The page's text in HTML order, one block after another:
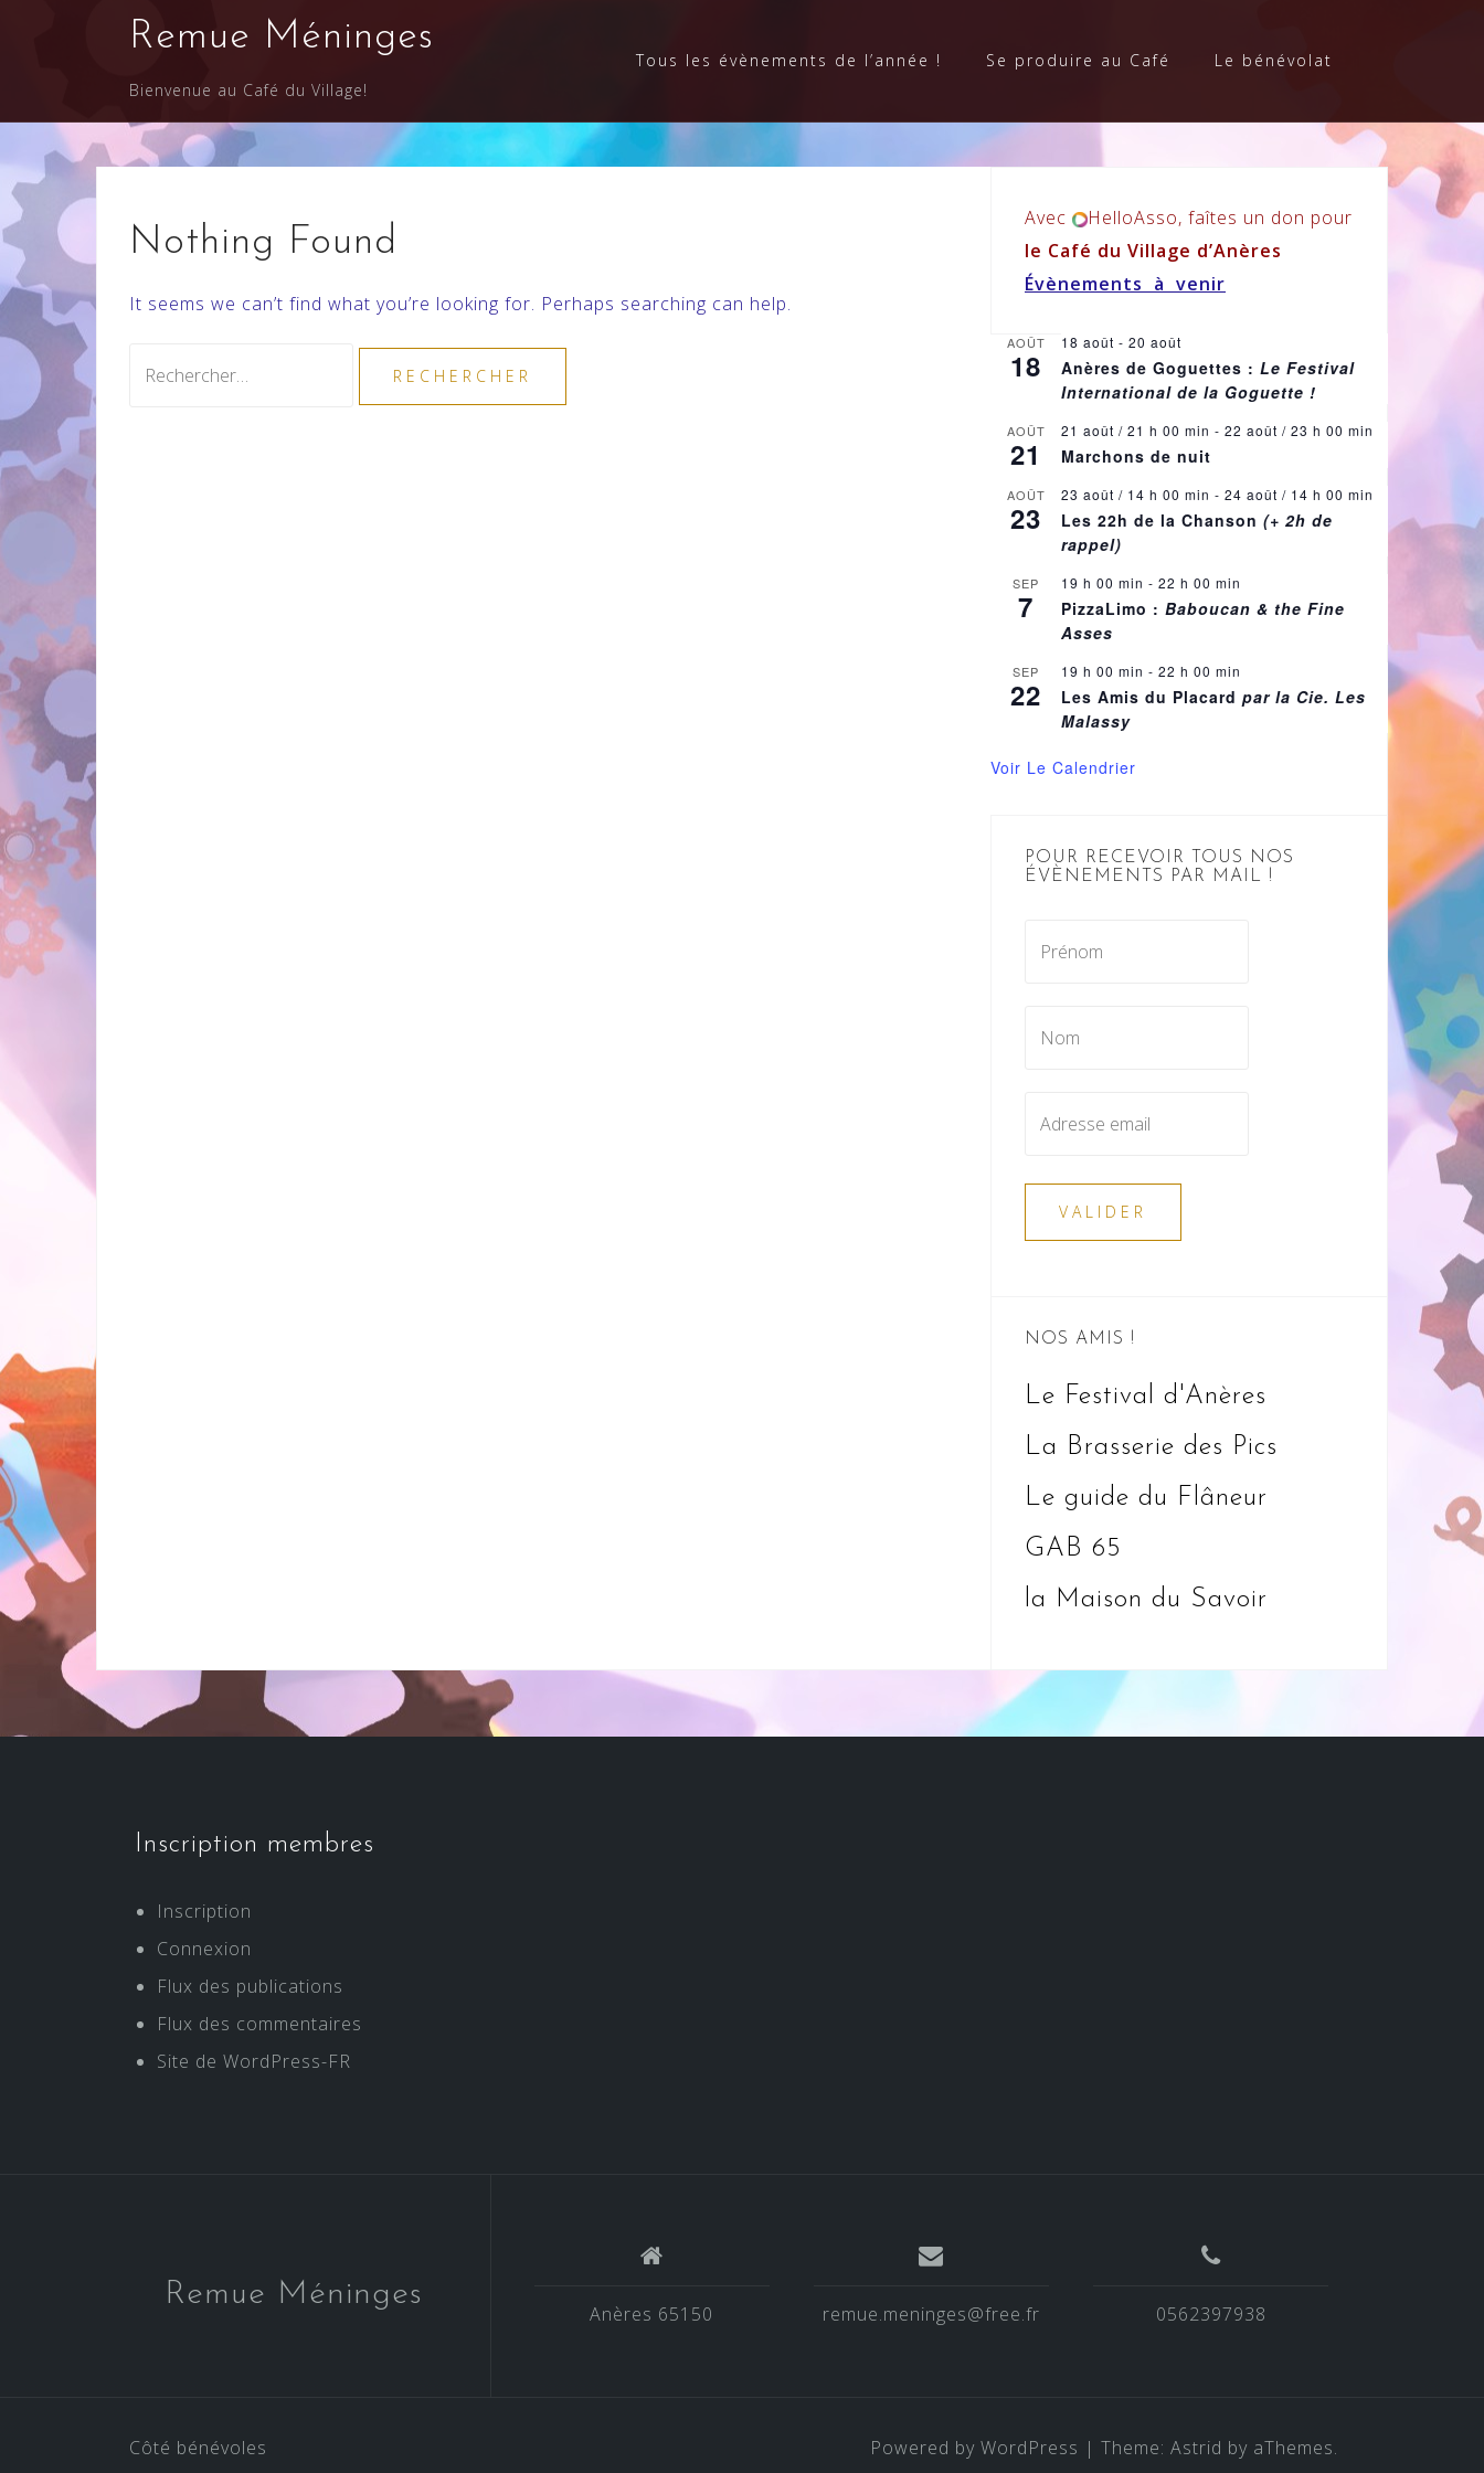
Remue Méninges
Bienvenue au Café du Village!
Tous les évènements de l’année ! Se produire au Café Le bénévolat
Nothing Found
It seems we can’t find what you’re looking for. Perhaps searching can help.
Avec
HelloAsso, faîtes un don pour
le Café du Village d’Anères
Évènements à venir
AOÛT
18
18 août - 20 août
Anères de Goguettes : Le Festival
International de la Goguette !
AOÛT
21
21 août / 21 h 00 min - 22 août / 23 h 00 min
Marchons de nuit
AOÛT
23
23 août / 14 h 00 min - 24 août / 14 h 00 min
Les 22h de la Chanson (+ 2h de
rappel)
SEP
7
19 h 00 min - 22 h 00 min
PizzaLimo : Baboucan & the Fine
Asses
SEP
22
19 h 00 min - 22 h 00 min
Les Amis du Placard par la Cie. Les
Malassy
Voir Le Calendrier
POUR RECEVOIR TOUS NOS
ÉVÈNEMENTS PAR MAIL !
NOS AMIS !
Le Festival d'Anères
La Brasserie des Pics
Le guide du Flâneur
GAB 65
la Maison du Savoir
Inscription membres
Inscription
Connexion
Flux des publications
Flux des commentaires
Site de WordPress-FR
Remue Méninges
Anères 65150 remue.meninges@free.fr 0562397938
Côté bénévoles Powered by WordPress | Theme: Astrid by aThemes.